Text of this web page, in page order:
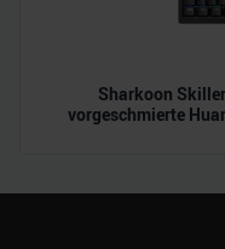
Sharkoon
vorgeschmierte